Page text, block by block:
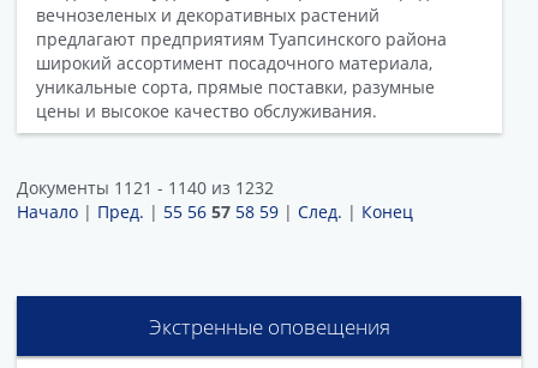
вечнозеленых и декоративных растений
предлагают предприятиям Туапсинского района
широкий ассортимент посадочного материала,
уникальные сорта, прямые поставки, разумные
цены и высокое качество обслуживания.
Документы 1121 - 1140 из 1232
Начало | Пред. | 55 56 57 58 59 | След. | Конец
Экстренные оповещения